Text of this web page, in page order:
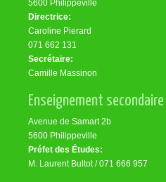
5600 Philippeville
Directrice:
Caroline Pierard
071 662 131
Secrétaire:
Camille Massinon
Enseignement secondaire
Avenue de Samart 2b
5600 Philippeville
Préfet des Études:
M. Laurent Bultot / 071 666 957